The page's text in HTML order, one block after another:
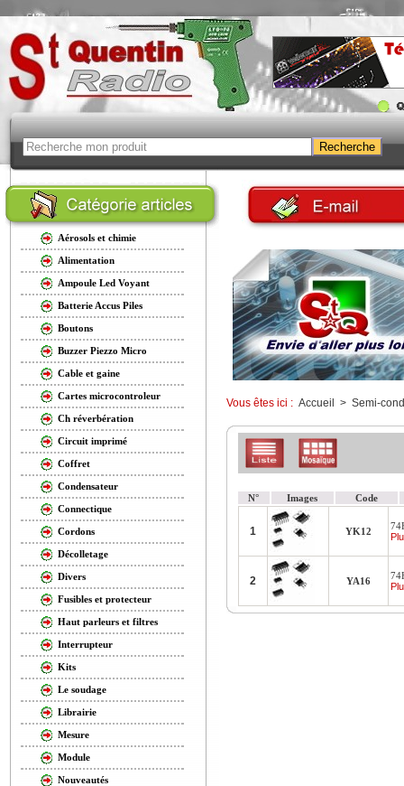
Aérosols et chimie
Alimentation
Ampoule Led Voyant
Batterie Accus Piles
Boutons
Buzzer Piezzo Micro
Cable et gaine
Cartes microcontroleur
Ch réverbération
Circuit imprimé
Coffret
Condensateur
Connectique
Cordons
Décolletage
Divers
Fusibles et protecteur
Haut parleurs et filtres
Interrupteur
Kits
Le soudage
Librairie
Mesure
Module
Nouveautés
Vous êtes ici : Accueil > Semi-
N° Images Code
1 YK12
2 YA16